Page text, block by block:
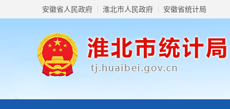
安徽省人民政府 淮北市人民政府 安徽省统计局